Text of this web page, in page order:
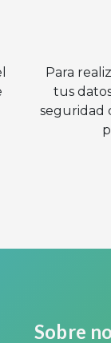
Para
tus
seguridad
Sobre